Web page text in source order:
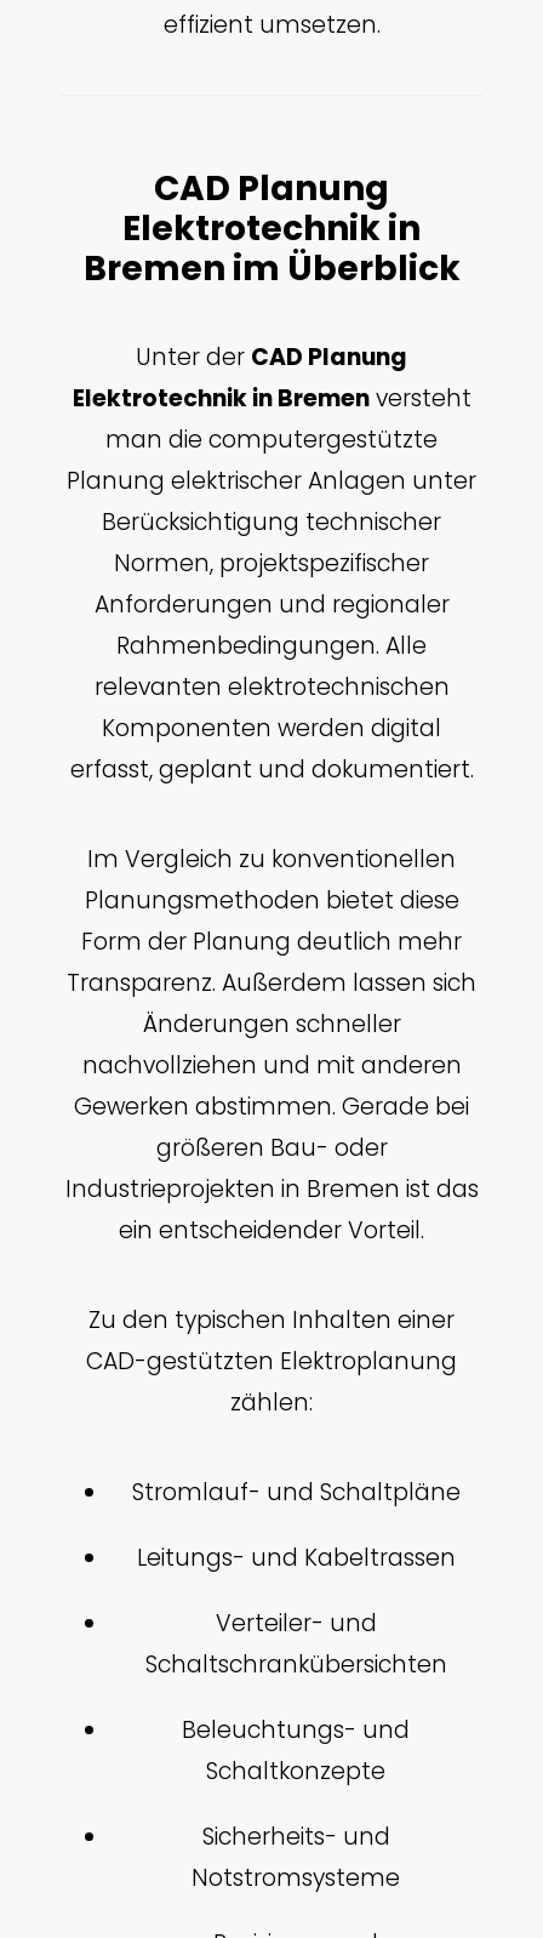
effizient umsetzen.
CAD Planung
Elektrotechnik in
Bremen im Überblick
Unter der CAD Planung
Elektrotechnik in Bremenversteht
man die computergestützte
Planung elektrischer Anlagen unter
Berücksichtigung technischer
Normen, projektspezifischer
Anforderungen und regionaler
Rahmenbedingungen. Alle
relevanten elektrotechnischen
Komponenten werden digital
erfasst, geplant und dokumentiert.
Im Vergleich zu konventionellen
Planungsmethoden bietet diese
Form der Planung deutlich mehr
Transparenz. Außerdem lassen sich
Änderungen schneller
nachvollziehen und mit anderen
Gewerken abstimmen. Gerade bei
größeren Bau- oder
Industrieprojekten in Bremen ist das
ein entscheidender Vorteil.
Zu den typischen Inhalten einer
CAD-gestützten Elektroplanung
zählen:
Stromlauf- und Schaltpläne
Leitungs- und Kabeltrassen
Verteiler- und
Schaltschrankübersichten
Beleuchtungs- und
Schaltkonzepte
Sicherheits- und
Notstromsysteme